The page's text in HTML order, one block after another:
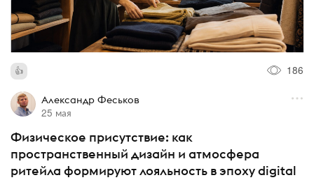
186
Александр Феськов
25 мая
Физическое присутствие: как
пространственный дизайн и атмосфера
ритейла формируют лояльность в эпоху digital